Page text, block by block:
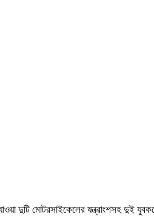
দুটি মোটরসাইকেলের যন্ত্রাংশসহ দুই